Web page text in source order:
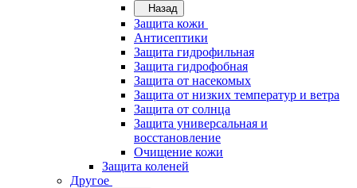
Назад
Защита кожи
Антисептики
Защита гидрофильная
Защита гидрофобная
Защита от насекомых
Защита от низких температур и ветра
Защита от солнца
Защита универсальная и
восстановление
Очищение кожи
Защита коленей
Другое